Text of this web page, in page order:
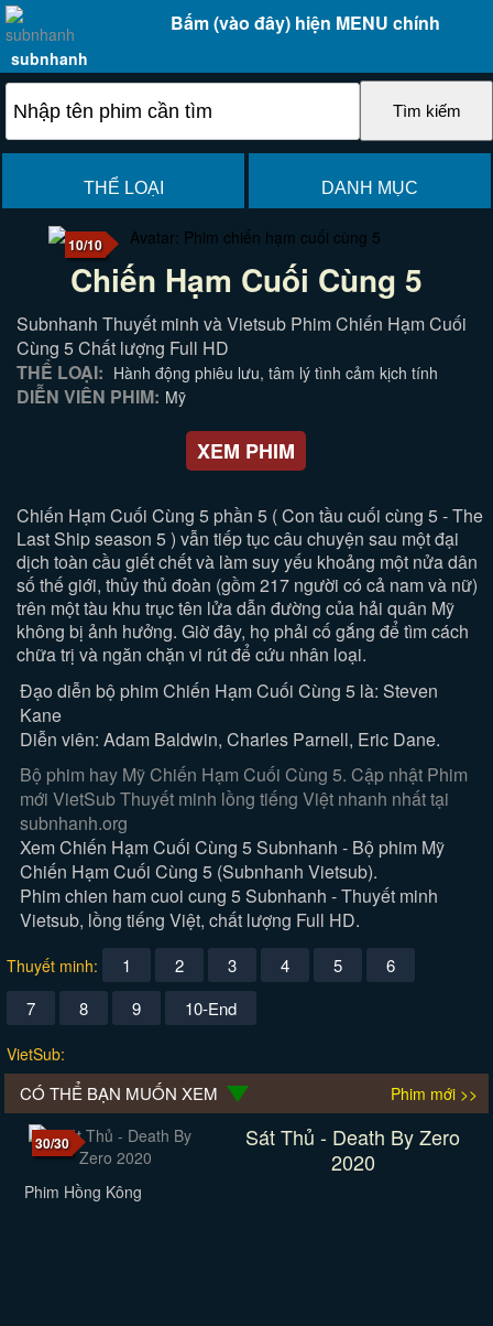
Bấm (vào đây) hiện MENU chính
subnhanh
THỂ LOẠI DANH MỤC
10/10
Chiến Hạm Cuối Cùng 5
Subnhanh Thuyết minh và Vietsub Phim Chiến Hạm Cuối
Cùng 5 Chất lượng Full HD
THỂ LOẠI: Hành động phiêu lưu, tâm lý tình cảm kịch tính
DIỄN VIÊN PHIM: Mỹ
XEM PHIM
Chiến Hạm Cuối Cùng 5 phần 5 ( Con tầu cuối cùng 5 - The
Last Ship season 5 ) vẫn tiếp tục câu chuyện sau một đại
dịch toàn cầu giết chết và làm suy yếu khoảng một nửa dân
số thế giới, thủy thủ đoàn (gồm 217 người có cả nam và nữ)
trên một tàu khu trục tên lửa dẫn đường của hải quân Mỹ
không bị ảnh hưởng. Giờ đây, họ phải cố gắng để tìm cách
chữa trị và ngăn chặn vi rút để cứu nhân loại.
Đạo diễn bộ phim Chiến Hạm Cuối Cùng 5 là: Steven
Kane
Diễn viên: Adam Baldwin, Charles Parnell, Eric Dane.
Bộ phim hay Mỹ Chiến Hạm Cuối Cùng 5. Cập nhật Phim
mới VietSub Thuyết minh lồng tiếng Việt nhanh nhất tại
subnhanh.org
Xem Chiến Hạm Cuối Cùng 5 Subnhanh - Bộ phim Mỹ
Chiến Hạm Cuối Cùng 5 (Subnhanh Vietsub).
Phim chien ham cuoi cung 5 Subnhanh - Thuyết minh
Vietsub, lồng tiếng Việt, chất lượng Full HD.
Thuyết minh: 1 2 3 4 5
6
7
8 9 10-End
VietSub:
CÓ THỂ BẠN MUỐN XEM Phim mới >>
30/30
Sát Thủ - Death By Zero
2020
Phim Hồng Kông